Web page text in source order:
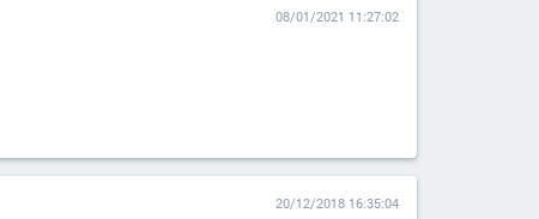
08/01/2021 11:27:02
20/12/2018 16:35:04